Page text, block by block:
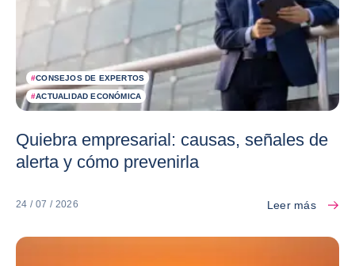
#CONSEJOS DE EXPERTOS
#ACTUALIDAD ECONÓMICA
Quiebra empresarial: causas, señales de
alerta y cómo prevenirla
24 / 07 / 2026 Leer más